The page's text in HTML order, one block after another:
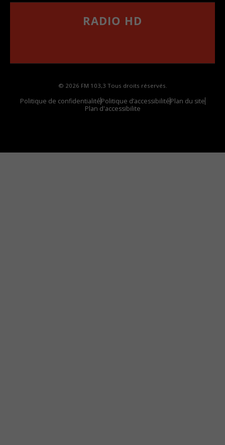
RADIO HD
© 2026 FM 103,3 Tous droits réservés.
Politique de confidentialitéPolitique d’accessibilitéPlan du site
Plan d'accessibilite